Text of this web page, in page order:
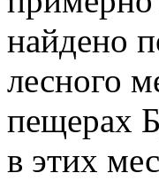
найдено
лесного
пещерах
в этих